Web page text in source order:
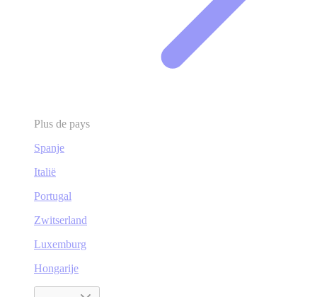
Plus de pays
Spanje
Italië
Portugal
Zwitserland
Luxemburg
Hongarije